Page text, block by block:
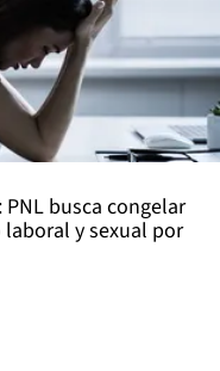
busca congelar
laboral y sexual por